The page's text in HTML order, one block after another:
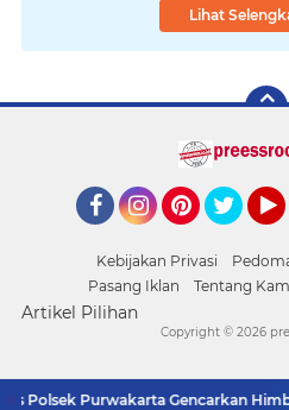
Lihat
Kebijakan Privasi
Pasang Iklan
Tentang
Artikel Pilihan
Purwakarta Gencarkan
Copyright © 2026